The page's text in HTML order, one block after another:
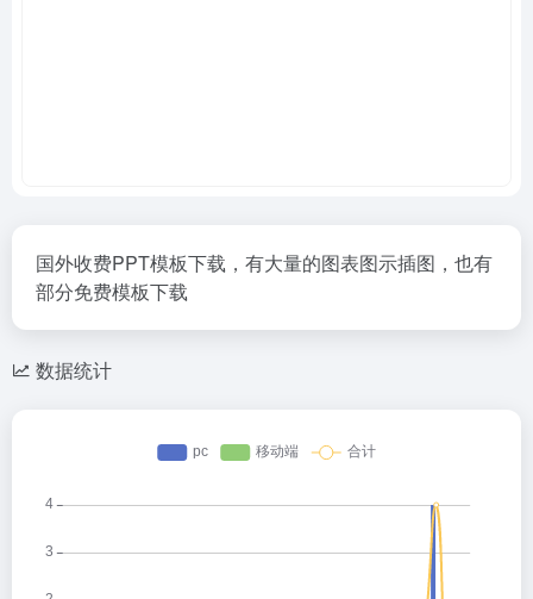
国外收费PPT模板下载，有大量的图表图示插图，也有
部分免费模板下载
数据统计